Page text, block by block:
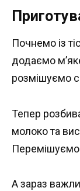
Почнемо із
додаємо
розмішуємо
Тепер
молоко та
А зараз